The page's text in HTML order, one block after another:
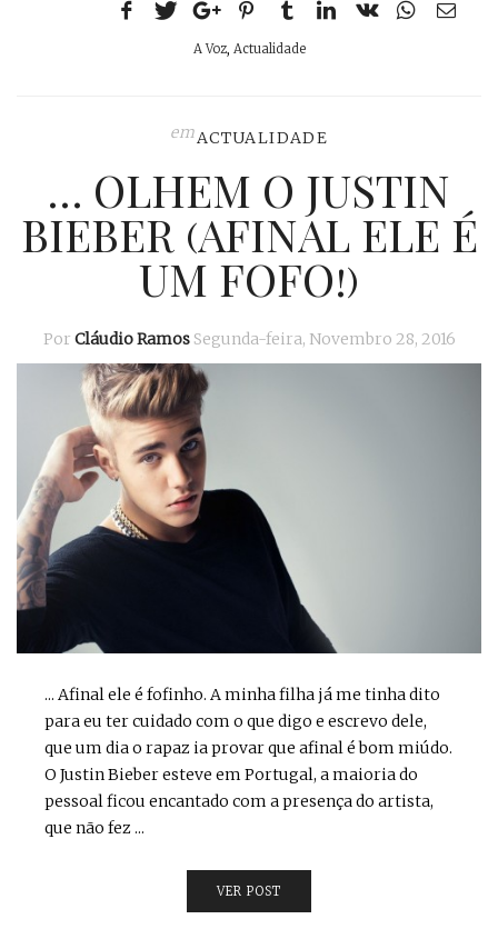
A Voz, Actualidade
emACTUALIDADE
… OLHEM O JUSTIN
BIEBER (AFINAL ELE É
UM FOFO!)
Por Cláudio Ramos Segunda-feira, Novembro 28, 2016
... Afinal ele é fofinho. A minha filha já me tinha dito
para eu ter cuidado com o que digo e escrevo dele,
que um dia o rapaz ia provar que afinal é bom miúdo.
O Justin Bieber esteve em Portugal, a maioria do
pessoal ficou encantado com a presença do artista,
que não fez ...
VER POST